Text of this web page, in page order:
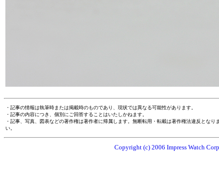
・記事の情報は執筆時または掲載時のものであり、現状では異なる可能性があります。
・記事の内容につき、個別にご回答することはいたしかねます。
・記事、写真、図表などの著作権は著作者に帰属します。無断転用・転載は著作権法違反とな
い。
Copyright (c) 2006 Impress Watch